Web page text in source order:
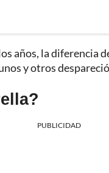
años, la diferencia
y otros
PUBLICIDAD